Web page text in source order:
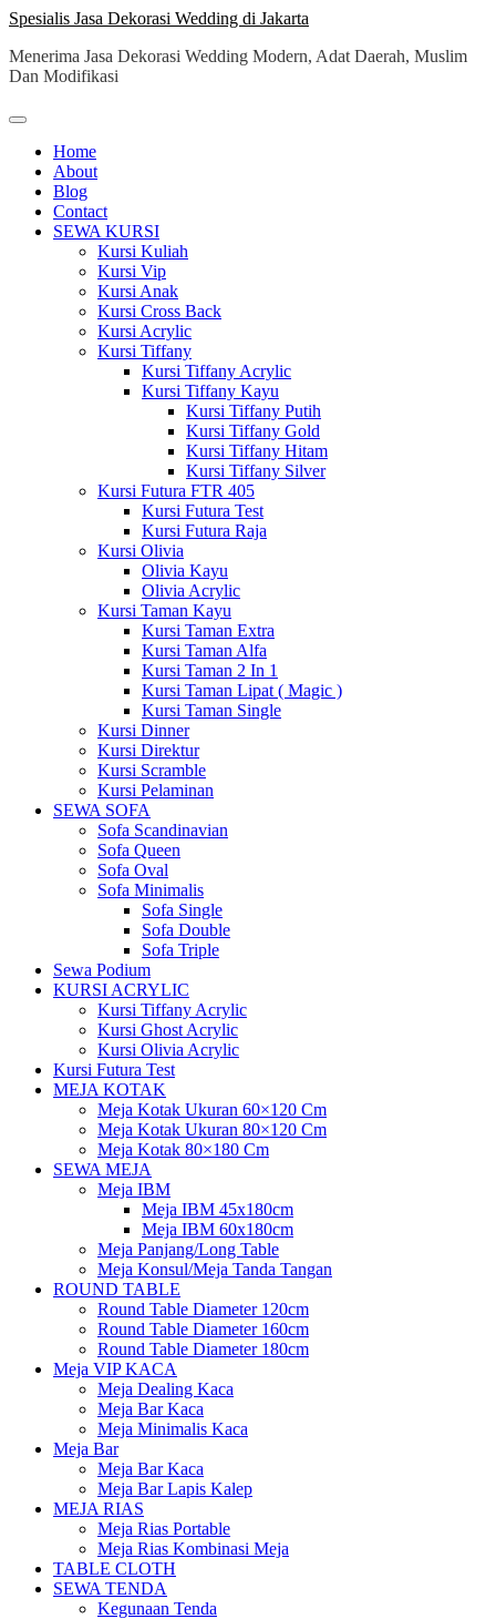
Skip
content
Spesialis Jasa Dekorasi Wedding di Jakarta
Menerima Jasa Dekorasi Wedding Modern, Adat Daerah, Muslim
Dan Modifikasi
Home
About
Blog
Contact
SEWA KURSI
Kursi Kuliah
Kursi Vip
Kursi Anak
Kursi Cross Back
Kursi Acrylic
Kursi Tiffany
Kursi Tiffany Acrylic
Kursi Tiffany Kayu
Kursi Tiffany Putih
Kursi Tiffany Gold
Kursi Tiffany Hitam
Kursi Tiffany Silver
Kursi Futura FTR 405
Kursi Futura Test
Kursi Futura Raja
Kursi Olivia
Olivia Kayu
Olivia Acrylic
Kursi Taman Kayu
Kursi Taman Extra
Kursi Taman Alfa
Kursi Taman 2 In 1
Kursi Taman Lipat ( Magic )
Kursi Taman Single
Kursi Dinner
Kursi Direktur
Kursi Scramble
Kursi Pelaminan
SEWA SOFA
Sofa Scandinavian
Sofa Queen
Sofa Oval
Sofa Minimalis
Sofa Single
Sofa Double
Sofa Triple
Sewa Podium
KURSI ACRYLIC
Kursi Tiffany Acrylic
Kursi Ghost Acrylic
Kursi Olivia Acrylic
Kursi Futura Test
MEJA KOTAK
Meja Kotak Ukuran 60×120 Cm
Meja Kotak Ukuran 80×120 Cm
Meja Kotak 80×180 Cm
SEWA MEJA
Meja IBM
Meja IBM 45x180cm
Meja IBM 60x180cm
Meja Panjang/Long Table
Meja Konsul/Meja Tanda Tangan
ROUND TABLE
Round Table Diameter 120cm
Round Table Diameter 160cm
Round Table Diameter 180cm
Meja VIP KACA
Meja Dealing Kaca
Meja Bar Kaca
Meja Minimalis Kaca
Meja Bar
Meja Bar Kaca
Meja Bar Lapis Kalep
MEJA RIAS
Meja Rias Portable
Meja Rias Kombinasi Meja
TABLE CLOTH
SEWA TENDA
Kegunaan Tenda